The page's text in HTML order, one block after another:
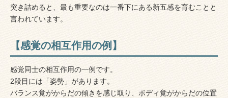
突き詰めると、最も重要なのは一番下にある新五感を育むことと
言われています。
【感覚の相互作用の例】
感覚同士の相互作用の一例です。
2段目には「姿勢」があります。
バランス覚がからだの傾きを感じ取り、ボディ覚がからだの位置